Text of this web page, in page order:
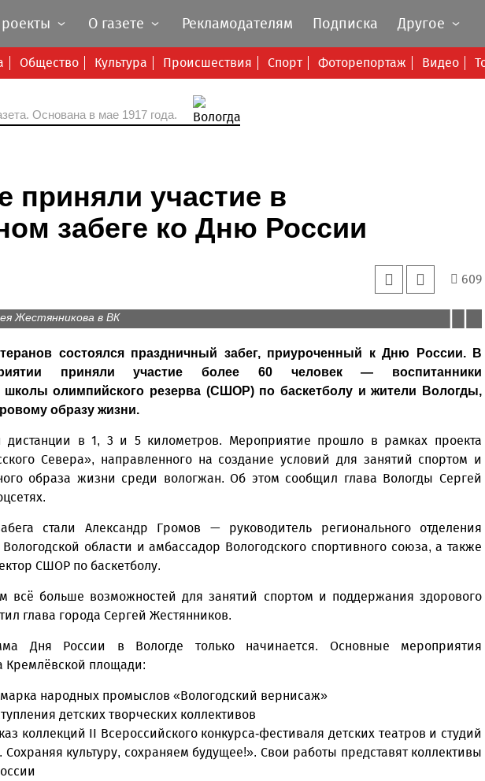
Общество Культура Происшествия Спорт Фоторепортаж Видео
О газете Рекламодателям Подписка Другое
Основана в мае 1917 года.
приняли участие в
забеге ко Дню России
609
Жестянникова в ВК
состоялся праздничный забег, приуроченный к Дню России. В
приняли участие более 60 человек — воспитанники
школы олимпийского резерва (СШОР) по баскетболу и жители Вологды,
образу жизни.
дистанции в 1, 3 и 5 километров. Мероприятие прошло в рамках проекта
Севера», направленного на создание условий для занятий спортом и
образа жизни среди вологжан. Об этом сообщил глава Вологды Сергей
стали Александр Громов — руководитель регионального отделения
области и амбассадор Вологодского спортивного союза, а также
СШОР по баскетболу.
всё больше возможностей для занятий спортом и поддержания здорового
глава города Сергей Жестянников.
Дня России в Вологде только начинается. Основные мероприятия
Кремлёвской площади:
народных промыслов «Вологодский вернисаж»
детских творческих коллективов
коллекций II Всероссийского конкурса-фестиваля детских театров и студий
культуру, сохраняем будущее!». Свои работы представят коллективы